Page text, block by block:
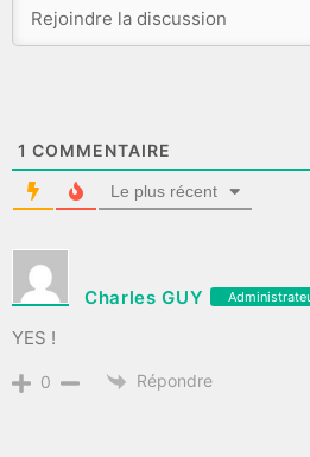
1 COMMENTAIRE
Le plus récent
Charles GUY
YES !
0 Répondre